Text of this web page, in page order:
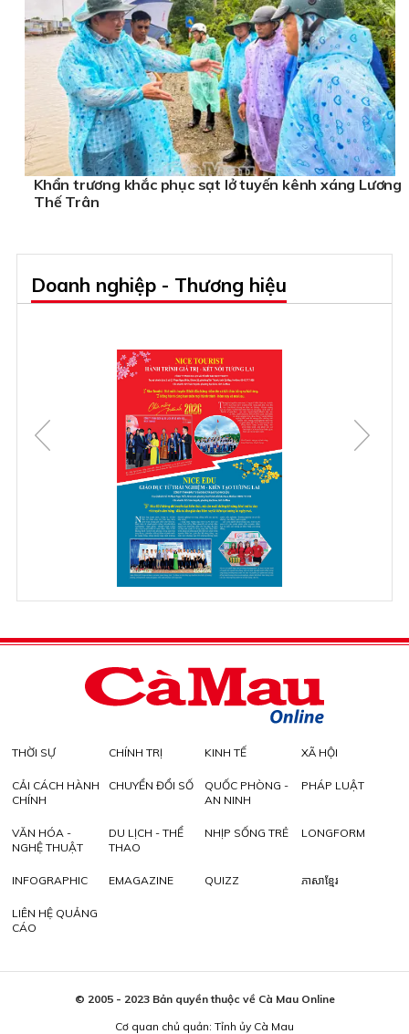
Khẩn trương khắc phục sạt lở tuyến kênh xáng Lương
Thế Trân
Doanh nghiệp - Thương hiệu
THỜI SỰ CHÍNH TRỊ KINH TẾ XÃ HỘI
CẢI CÁCH HÀNH
CHÍNH
CHUYỂN ĐỔI SỐ
QUỐC PHÒNG -
AN NINH
PHÁP LUẬT
VĂN HÓA -
NGHỆ THUẬT
DU LỊCH - THỂ
THAO
NHỊP SỐNG TRẺ LONGFORM
INFOGRAPHIC EMAGAZINE QUIZZ ភាសាខ្មែរ
LIÊN HỆ QUẢNG
CÁO
© 2005 - 2023 Bản quyền thuộc về Cà Mau Online
Cơ quan chủ quản: Tỉnh ủy Cà Mau